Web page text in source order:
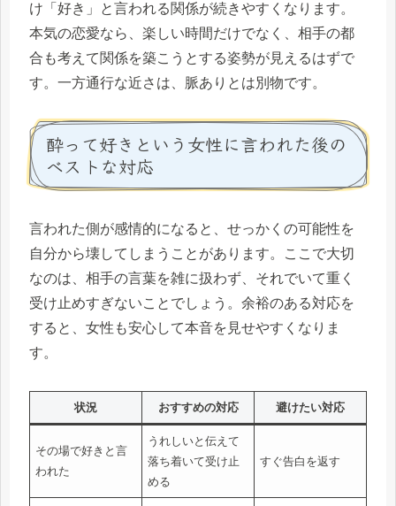
け「好き」と言われる関係が続きやすくなります。
本気の恋愛なら、楽しい時間だけでなく、相手の都
合も考えて関係を築こうとする姿勢が見えるはずで
す。一方通行な近さは、脈ありとは別物です。
酔って好きという女性に言われた後の
ベストな対応
言われた側が感情的になると、せっかくの可能性を
自分から壊してしまうことがあります。ここで大切
なのは、相手の言葉を雑に扱わず、それでいて重く
受け止めすぎないことでしょう。余裕のある対応を
すると、女性も安心して本音を見せやすくなりま
す。
状況 おすすめの対応 避けたい対応
その場で好きと言
われた
うれしいと伝えて
落ち着いて受け止
める
すぐ告白を返す